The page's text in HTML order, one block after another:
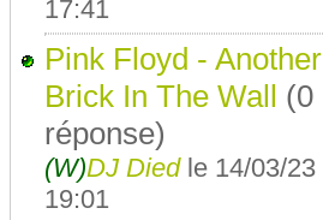
17:41
Pink Floyd - Another
Brick In The Wall (0
réponse)
(W)DJ Died le 14/03/23
19:01